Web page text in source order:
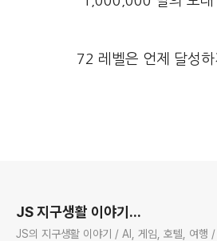
72 레벨은 언제 달성하
JS 지구생활 이야기...
JS의 지구생활 이야기 / AI, 게임, 호텔, 여행 / NCS 확인강